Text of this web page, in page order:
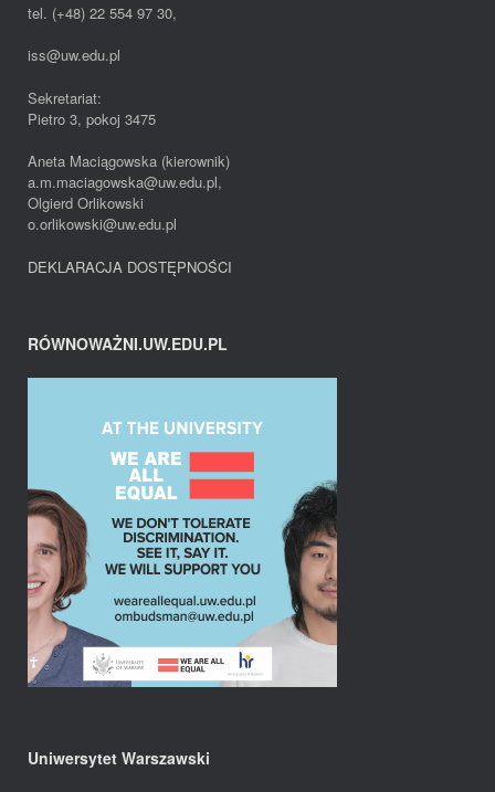
tel. (+48) 22 554 97 30,
iss@uw.edu.pl
Sekretariat:
Pietro 3, pokoj 3475
Aneta Maciągowska (kierownik)
a.m.maciagowska@uw.edu.pl,
Olgierd Orlikowski
o.orlikowski@uw.edu.pl
DEKLARACJA DOSTĘPNOŚCI
RÓWNOWAŻNI.UW.EDU.PL
Uniwersytet Warszawski